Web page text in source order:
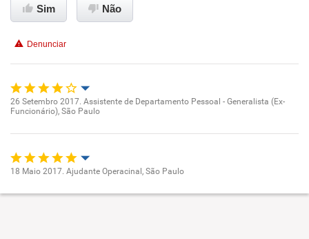
Conciliação com a vida familiar
Recomenda esta empresa
Sim Não
Denunciar
Oportunidade de promoção
Ambiente de trabalho
26 Setembro 2017. Assistente de Departamento Pessoal - Generalista (Ex-
Funcionário), São Paulo
18 Maio 2017. Ajudante Operacinal, São Paulo